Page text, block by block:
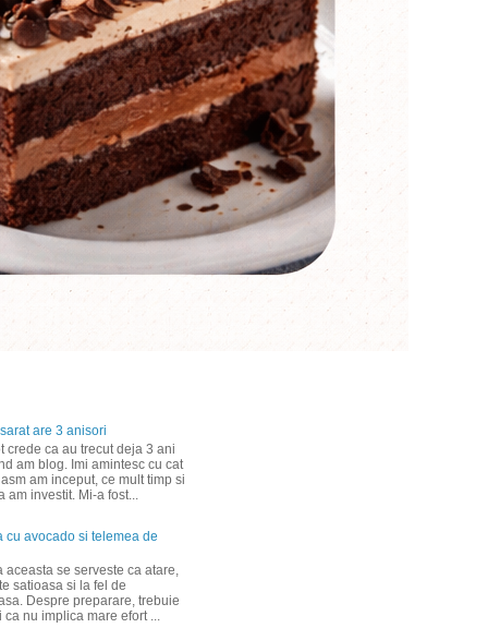
are 3 anisori
crede ca au trecut deja 3 ani
am blog. Imi amintesc cu cat
am inceput, ce mult timp si
am investit. Mi-a fost...
cu avocado si telemea de
aceasta se serveste ca atare,
satioasa si la fel de
Despre preparare, trebuie
ca nu implica mare efort ...